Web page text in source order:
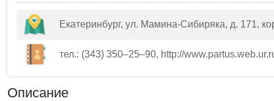
Екатеринбург, ул. Мамина-Сибиряка, д. 171,
тел.: (343) 350–25–90, http://
Описание